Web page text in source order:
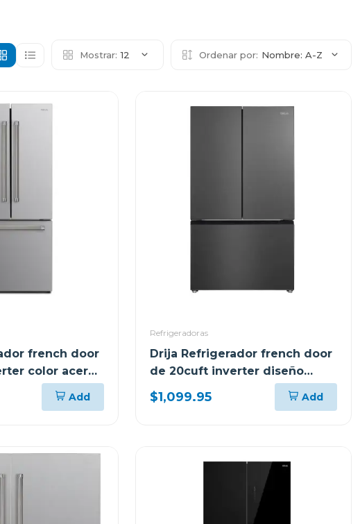
Mostrar: 12 Ordenar por: Nombre: A-Z
french door
color acero
Add
Refrigeradoras
Drija Refrigerador french door
de 20cuft inverter diseño
acero black
$1,099.95 Add